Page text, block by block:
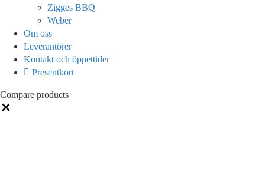
Zigges BBQ
Weber
Om oss
Leverantörer
Kontakt och öppettider
Presentkort
Compare products